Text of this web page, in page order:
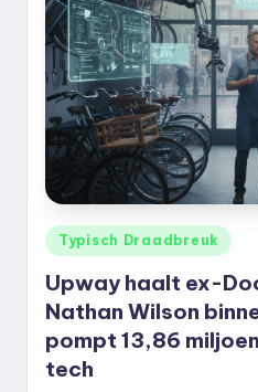
u
k
n
Geplaatst
in
Typisch Draadbreuk
Upway haalt ex-
Nathan Wilson
pompt 13,86
tech